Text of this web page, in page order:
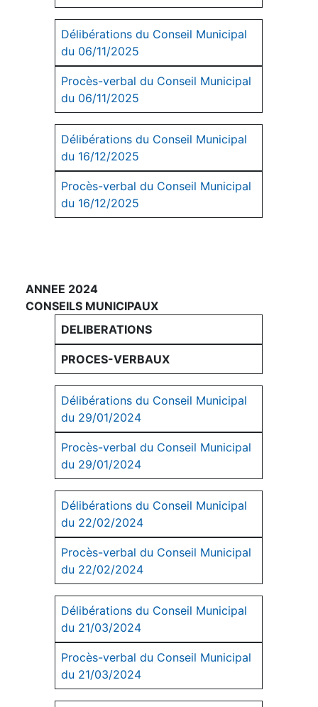
Délibérations du Conseil Municipal
du 06/11/2025
Procès-verbal du Conseil Municipal
du 06/11/2025
Délibérations du Conseil Municipal
du 16/12/2025
Procès-verbal du Conseil Municipal
du 16/12/2025
ANNEE 2024
CONSEILS MUNICIPAUX
DELIBERATIONS
PROCES-VERBAUX
Délibérations du Conseil Municipal
du 29/01/2024
Procès-verbal du Conseil Municipal
du 29/01/2024
Délibérations du Conseil Municipal
du 22/02/2024
Procès-verbal du Conseil Municipal
du 22/02/2024
Délibérations du Conseil Municipal
du 21/03/2024
Procès-verbal du Conseil Municipal
du 21/03/2024